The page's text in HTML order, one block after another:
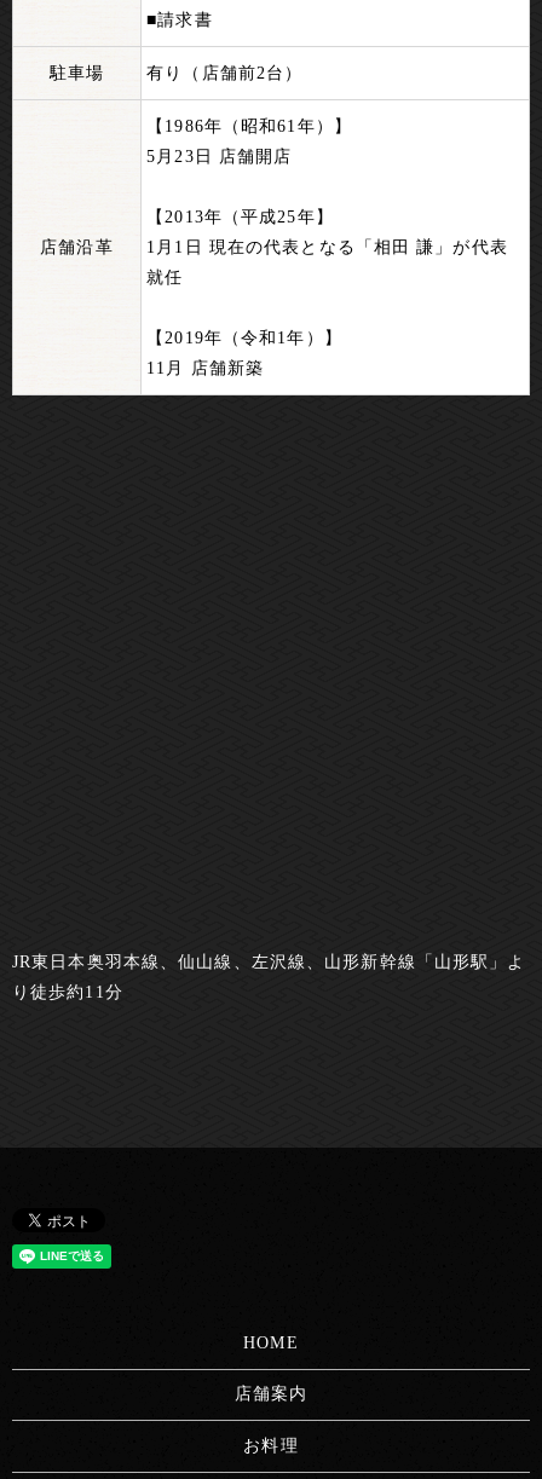
■請求書
駐車場 有り（店舗前2台）
店舗沿革
【1986年（昭和61年）】
5月23日 店舗開店
【2013年（平成25年】
1月1日 現在の代表となる「相田 謙」が代表
就任
【2019年（令和1年）】
11月 店舗新築
JR東日本奥羽本線、仙山線、左沢線、山形新幹線「山形駅」よ
り徒歩約11分
HOME
店舗案内
お料理